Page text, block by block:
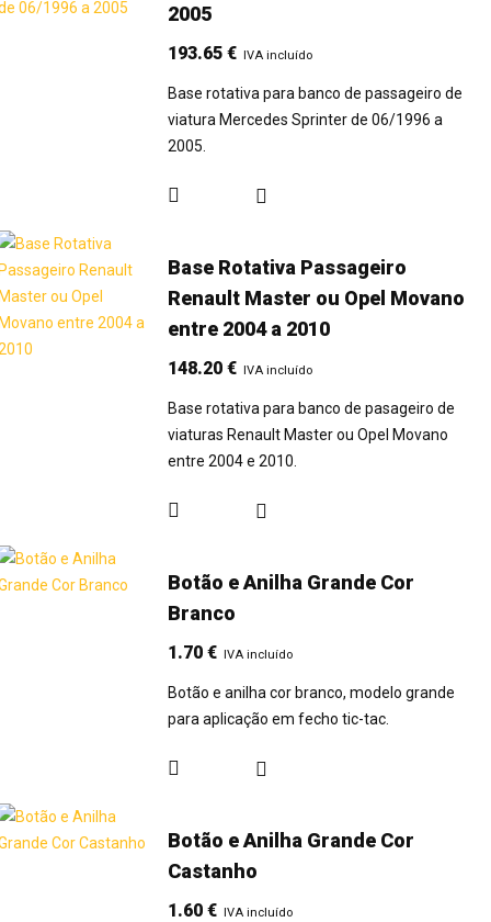
2005
193.65€ IVA incluído
Base rotativa para banco de passageiro de
viatura Mercedes Sprinter de 06/1996 a
2005.
Base Rotativa Passageiro
Renault Master ou Opel Movano
entre 2004 a 2010
148.20€ IVA incluído
Base rotativa para banco de pasageiro de
viaturas Renault Master ou Opel Movano
entre 2004 e 2010.
Botão e Anilha Grande Cor
Branco
1.70€ IVA incluído
Botão e anilha cor branco, modelo grande
para aplicação em fecho tic-tac.
Botão e Anilha Grande Cor
Castanho
1.60€ IVA incluído